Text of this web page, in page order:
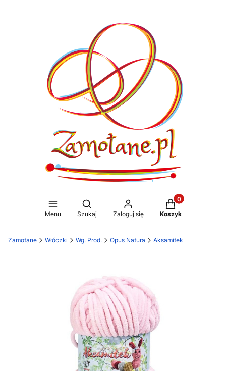
Menu
Otwórz wyszukiwarkę
Szukaj Zaloguj się
Produkty w
Koszyk
Zamotane Włóczki Wg. Prod. Opus Natura Aksamitek